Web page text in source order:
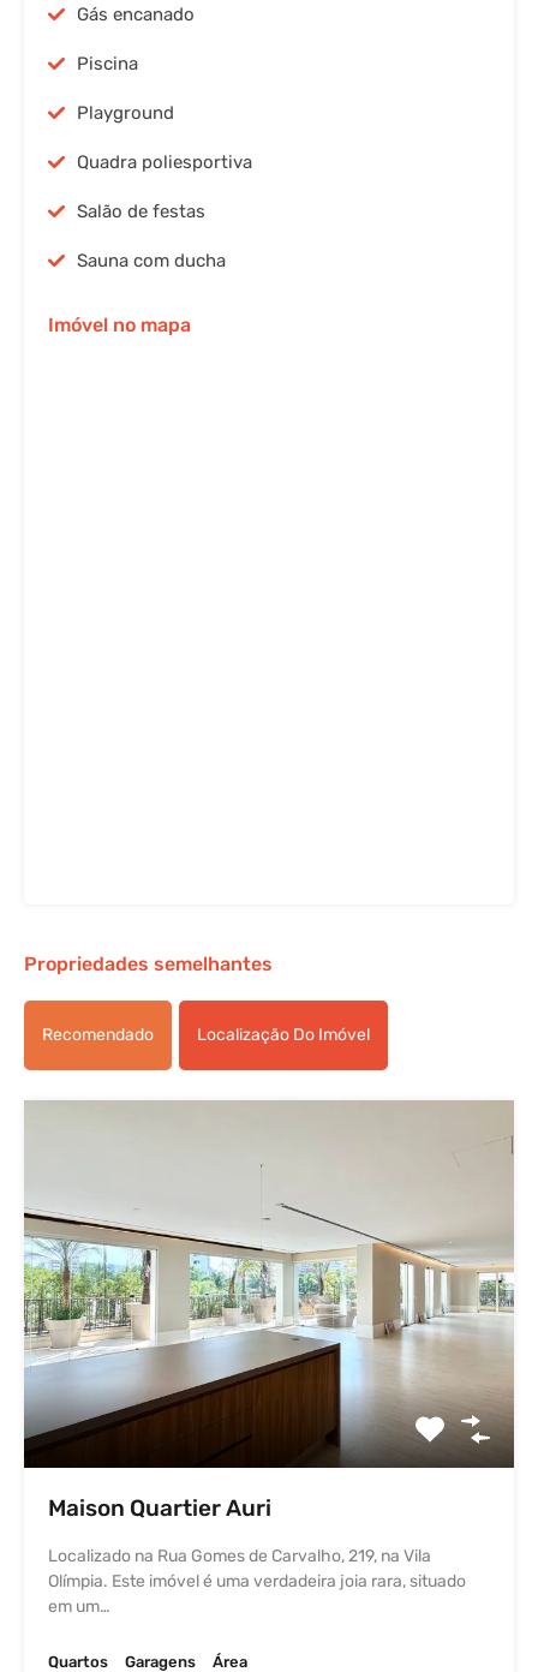
Gás encanado
Piscina
Playground
Quadra poliesportiva
Salão de festas
Sauna com ducha
Imóvel no mapa
Propriedades semelhantes
Recomendado Localização Do Imóvel
Maison Quartier Auri
Localizado na Rua Gomes de Carvalho, 219, na Vila
Olímpia. Este imóvel é uma verdadeira joia rara, situado
em um…
Quartos Garagens Área